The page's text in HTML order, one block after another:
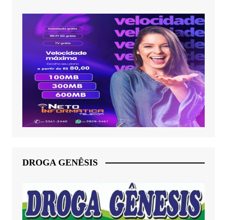
DROGA GENÊSIS